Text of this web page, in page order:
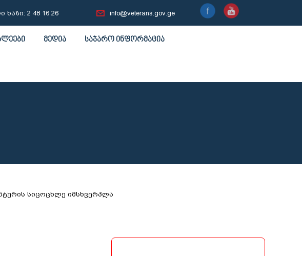
ხაზი: 2 48 16 26 info@veterans.gov.ge
მედია საჯარო ინფორმაცია
სიცოცხლე იმსხვერპლა